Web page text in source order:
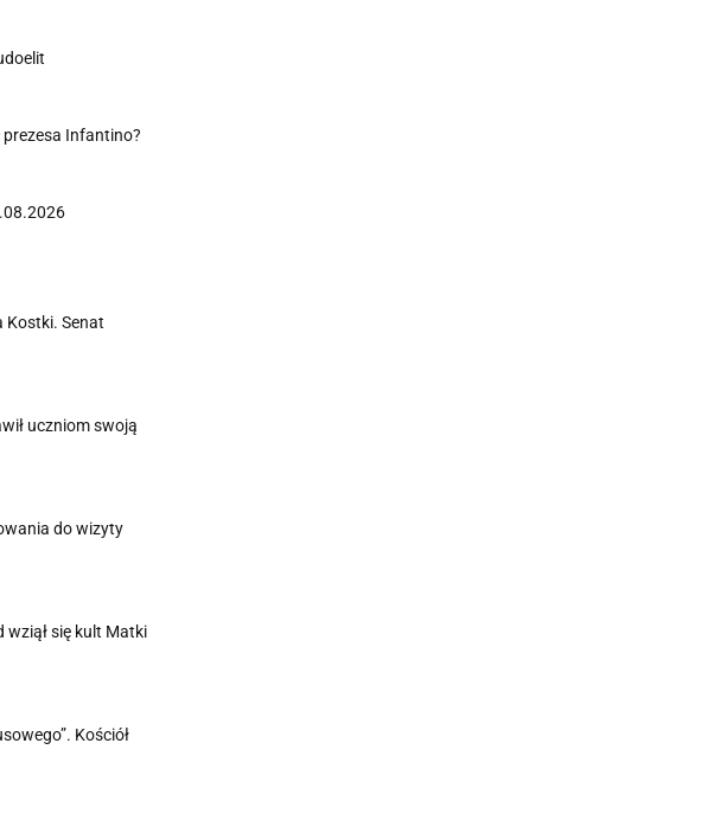
prezesa Infantino?
Kostki. Senat
uczniom swoją
do wizyty
wziął się kult Matki
Kościół